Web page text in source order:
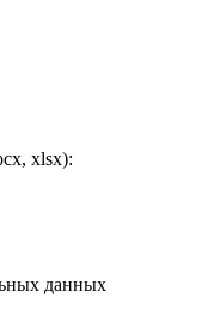
xlsx):
данных